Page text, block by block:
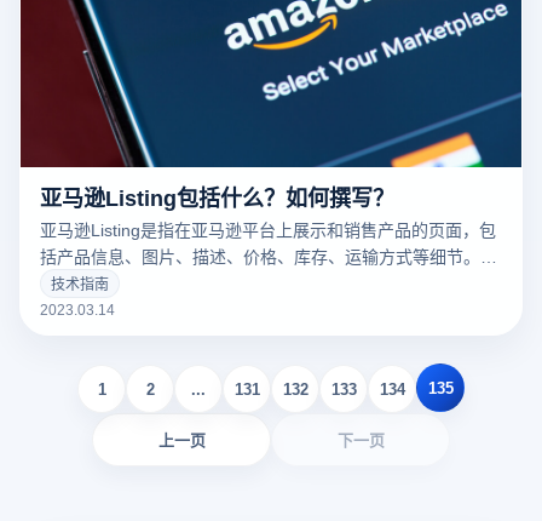
亚马逊Listing包括什么？如何撰写？
亚马逊Listing是指在亚马逊平台上展示和销售产品的页面，包
括产品信息、图片、描述、价格、库存、运输方式等细节。一
个好的亚马逊Listing可以吸引更多的潜在买家，增加销量。以
下云登录指纹浏览器关于亚马逊Listing包括什么？如何撰写？
技术指南
2023.03.14
上一页
1 2 ... 131 132 133 134 135
下一页